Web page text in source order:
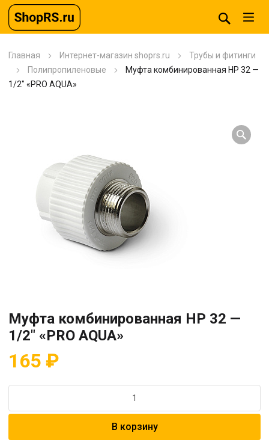
Главная Интернет-магазин shoprs.ru
Трубы и фитинги
Полипропиленовые
Муфта комбинированная HP 32 —
1/2″ «PRO AQUA»
Муфта комбинированная HP 32 —
1/2″ «PRO AQUA»
165 ₽
Муфта
В корзину